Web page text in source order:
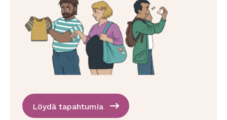
Löydä tapahtumia